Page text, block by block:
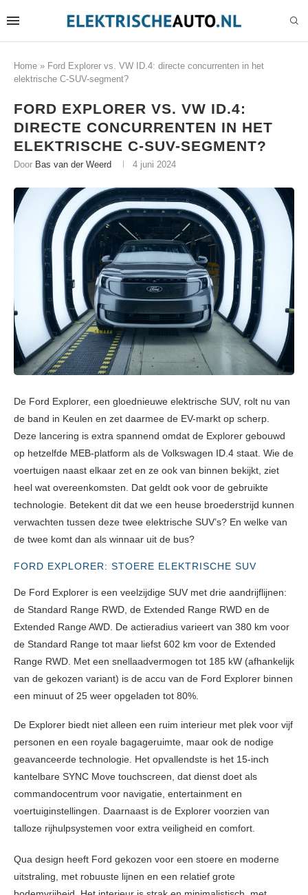
Home » Ford Explorer vs. VW ID.4: directe concurrenten in het
elektrische C-SUV-segment?
FORD EXPLORER VS. VW ID.4:
DIRECTE CONCURRENTEN IN HET
ELEKTRISCHE C-SUV-SEGMENT?
Door Bas van der Weerd 4 juni 2024
De Ford Explorer, een gloednieuwe elektrische SUV, rolt nu van
de band in Keulen en zet daarmee de EV-markt op scherp.
Deze lancering is extra spannend omdat de Explorer gebouwd
op hetzelfde MEB-platform als de Volkswagen ID.4 staat. Wie de
voertuigen naast elkaar zet en ze ook van binnen bekijkt, ziet
heel wat overeenkomsten. Dat geldt ook voor de gebruikte
technologie. Betekent dit dat we een heuse broederstrijd kunnen
verwachten tussen deze twee elektrische SUV’s? En welke van
de twee komt dan als winnaar uit de bus?
FORD EXPLORER: STOERE ELEKTRISCHE SUV
De Ford Explorer is een veelzijdige SUV met drie aandrijflijnen:
de Standard Range RWD, de Extended Range RWD en de
Extended Range AWD. De actieradius varieert van 380 km voor
de Standard Range tot maar liefst 602 km voor de Extended
Range RWD. Met een snellaadvermogen tot 185 kW (afhankelijk
van de gekozen variant) is de accu van de Ford Explorer binnen
een minuut of 25 weer opgeladen tot 80%.
De Explorer biedt niet alleen een ruim interieur met plek voor vijf
personen en een royale bagageruimte, maar ook de nodige
geavanceerde technologie. Het opvallendste is het 15-inch
kantelbare SYNC Move touchscreen, dat dienst doet als
commandocentrum voor navigatie, entertainment en
voertuiginstellingen. Daarnaast is de Explorer voorzien van
talloze rijhulpsystemen voor extra veiligheid en comfort.
Qua design heeft Ford gekozen voor een stoere en moderne
uitstraling, met robuuste lijnen en een relatief grote